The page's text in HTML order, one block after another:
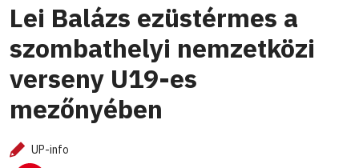
Lei Balázs ezüstérmes a
szombathelyi nemzetközi
verseny U19-es
mezőnyében
UP-info